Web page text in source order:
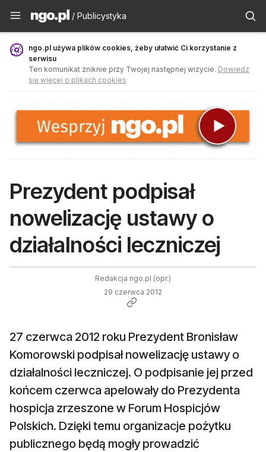
Publicystyka - ngo.pl
/ Publicystyka
ngo.pl używa plików cookies, żeby ułatwić Ci korzystanie z
serwisu
Ten komunikat zniknie przy Twojej następnej wizycie. Dowiedz
się więcej o plikach cookies
Prezydent podpisał
nowelizację ustawy o
działalności leczniczej
Redakcja ngo.pl (opr.)
29 czerwca 2012
27 czerwca 2012 roku Prezydent Bronisław
Komorowski podpisał nowelizację ustawy o
działalności leczniczej. O podpisanie jej przed
końcem czerwca apelowały do Prezydenta
hospicja zrzeszone w Forum Hospicjów
Polskich. Dzięki temu organizacje pożytku
publicznego będą mogły prowadzić